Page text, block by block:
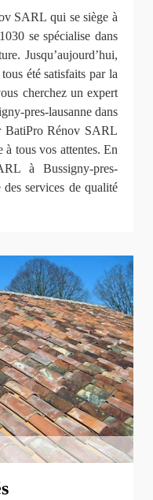
SARL qui se siège à
se spécialise dans
Jusqu’aujourd’hui,
été satisfaits par la
cherchez un expert
pres-lausanne dans
BatiPro Rénov SARL
à tous vos attentes. En
à Bussigny-pres-
services de qualité